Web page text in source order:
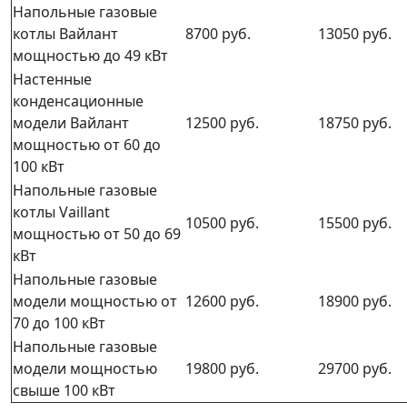
Напольные газовые
котлы Вайлант
мощностью до 49 кВт
8700 руб. 13050 руб.
Настенные
конденсационные
модели Вайлант
мощностью от 60 до
100 кВт
12500 руб. 18750 руб.
Напольные газовые
котлы Vaillant
мощностью от 50 до 69
кВт
10500 руб. 15500 руб.
Напольные газовые
модели мощностью от
70 до 100 кВт
12600 руб. 18900 руб.
Напольные газовые
модели мощностью
свыше 100 кВт
19800 руб. 29700 руб.